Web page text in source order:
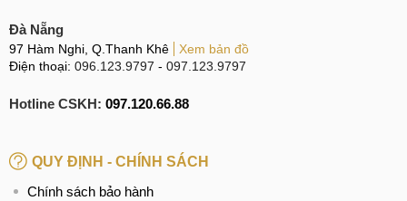
Đà Nẵng
97 Hàm Nghi, Q.Thanh Khê
Xem bản đồ
Điện thoại: 096.123.9797 - 097.123.9797
Hotline CSKH: 097.120.66.88
QUY ĐỊNH - CHÍNH SÁCH
Chính sách bảo hành